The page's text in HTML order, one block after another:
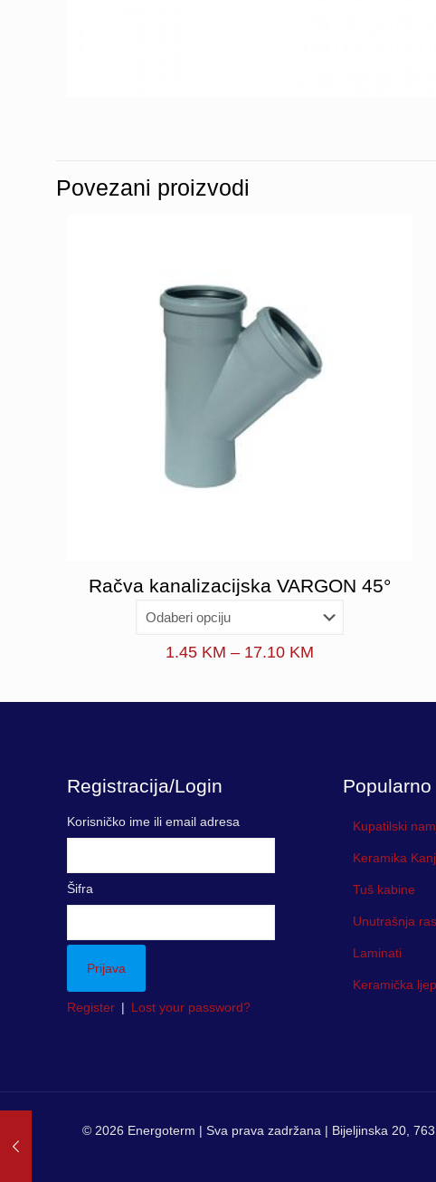
Povezani proizvodi
Račva kanalizacijska VARGON 45°
1.45 KM – 17.10 KM
Registracija/Login
Korisničko ime ili email adresa
Šifra
Register | Lost your password?
Popularno
Kupatilski
Keramika
Tuš kabine
Unutrašnja
Laminati
Keramička
© 2026 Energoterm | Sva prava zadržana | Bijeljinska 20,